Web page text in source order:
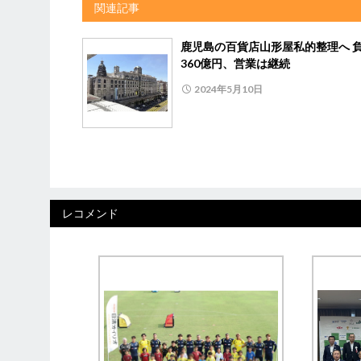
関連記事
鹿児島の百貨店山形屋私的整理へ
360億円、営業は継続
2024年5月10日
レコメンド